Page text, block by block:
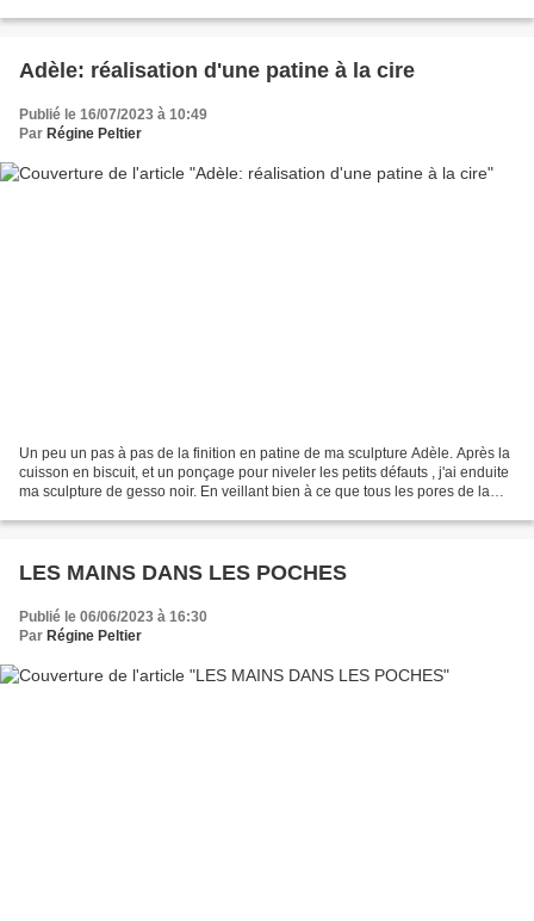
Adèle: réalisation d'une patine à la cire
Publié le 16/07/2023 à 10:49
Par Régine Peltier
Un peu un pas à pas de la finition en patine de ma sculpture Adèle. Après la
cuisson en biscuit, et un ponçage pour niveler les petits défauts , j'ai enduite
ma sculpture de gesso noir. En veillant bien à ce que tous les pores de la
LES MAINS DANS LES POCHES
Publié le 06/06/2023 à 16:30
Par Régine Peltier